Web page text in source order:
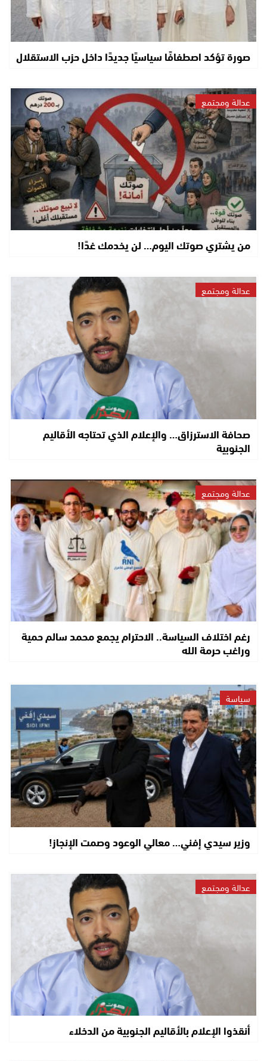
صورة تؤكد اصطفافًا سياسيًا جديدًا داخل حزب الاستقلال
عدالة ومجتمع
من يشتري صوتك اليوم… لن يخدمك غدًا!
عدالة ومجتمع
صحافة الاسترزاق… والإعلام الذي تحتاجه الأقاليم
الجنوبية
عدالة ومجتمع
رغم اختلاف السياسة.. الاحترام يجمع محمد سالم حمية
وراغب حرمة الله
سياسة
وزير سيدي إفني… معالي الوعود وصمت الإنجاز!
عدالة ومجتمع
أنقذوا الإعلام بالأقاليم الجنوبية من الدخلاء